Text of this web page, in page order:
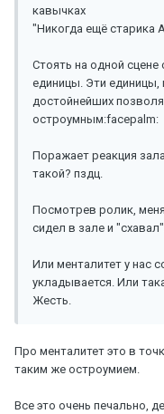
кавычках
"Никогда ещё старика
Стоять на одной
единицы. Эти единицы,
достойнейших
остроумным:facepalm:
Поражает реакция
такой? пздц.
Посмотрев ролик,
сидел в зале и
Или менталитет у нас
укладывается. Или
Жесть.
Про менталитет это в
таким же остроумием.
Все это очень печально,